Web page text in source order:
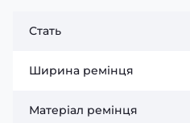
Стать
Ширина ремінця
Матеріал ремінця